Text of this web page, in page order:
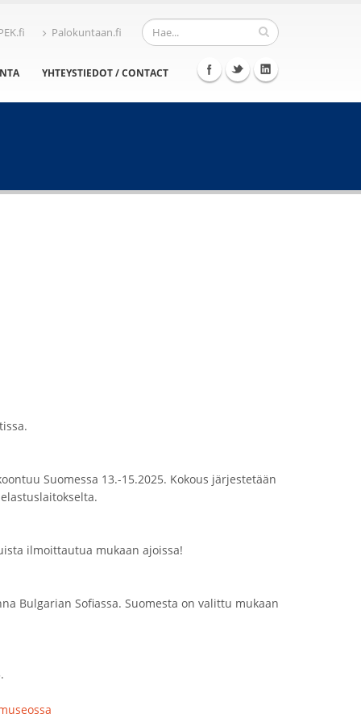
Palokuntaan.fi
YHTEYSTIEDOT / CONTACT
Suomessa 13.-15.2025. Kokous järjestetään
ilmoittautua mukaan ajoissa!
Bulgarian Sofiassa. Suomesta on valittu mukaan